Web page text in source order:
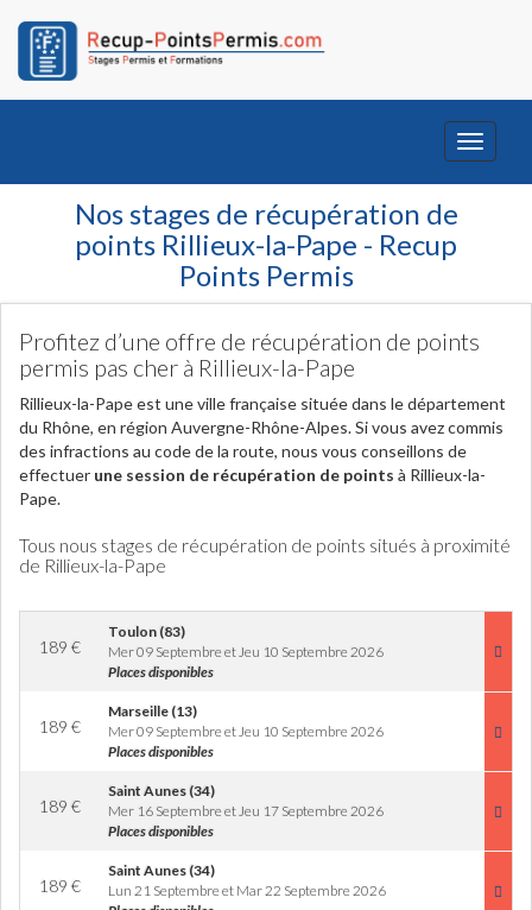
Toggle
Nos stages de récupération de
points Rillieux-la-Pape - Recup
Points Permis
Profitez d’une offre de récupération de points
permis pas cher à Rillieux-la-Pape
Rillieux-la-Pape est une ville française située dans le département
du Rhône, en région Auvergne-Rhône-Alpes. Si vous avez commis
des infractions au code de la route, nous vous conseillons de
effectuer une session de récupération de points à Rillieux-la-
Pape.
Tous nous stages de récupération de points situés à proximité
de Rillieux-la-Pape
189 €
Toulon (83)
Mer 09 Septembre et Jeu 10 Septembre 2026
Places disponibles
189 €
Marseille (13)
Mer 09 Septembre et Jeu 10 Septembre 2026
Places disponibles
189 €
Saint Aunes (34)
Mer 16 Septembre et Jeu 17 Septembre 2026
Places disponibles
189 €
Saint Aunes (34)
Lun 21 Septembre et Mar 22 Septembre 2026